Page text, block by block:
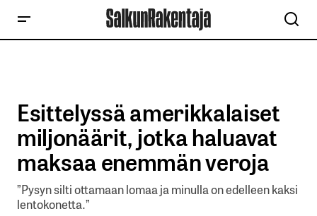
Esittelyssä amerikkalaiset
miljonäärit, jotka haluavat
maksaa enemmän veroja
”Pysyn silti ottamaan lomaa ja minulla on edelleen kaksi
lentokonetta.”